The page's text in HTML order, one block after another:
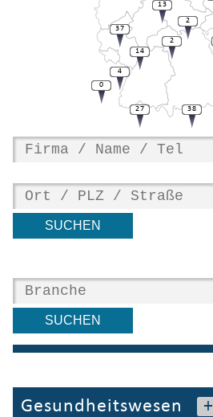
37
2
13
0
14
4
27
2
38
Gesundheitswesen +